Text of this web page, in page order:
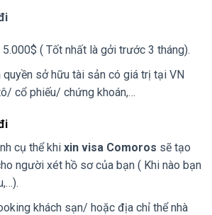
( Tốt nhất là gởi trước 3 tháng).
quyền sở hữu tài sản có giá trị tại VN
cổ phiếu/ chứng khoán,…
cụ thể khi xin visa Comoros sẽ tạo
người xét hồ sơ của bạn ( Khi nào bạn
khách sạn/ hoặc địa chỉ thể nhà